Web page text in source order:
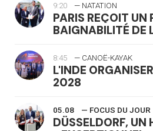
9:20 — NATATION
PARIS REÇOIT UN
BAIGNABILITÉ DE
8:45 — CANOË-KAYAK
L'INDE
2028
05.08 — FOCUS DU JOUR
DÜSSELDORF, UN